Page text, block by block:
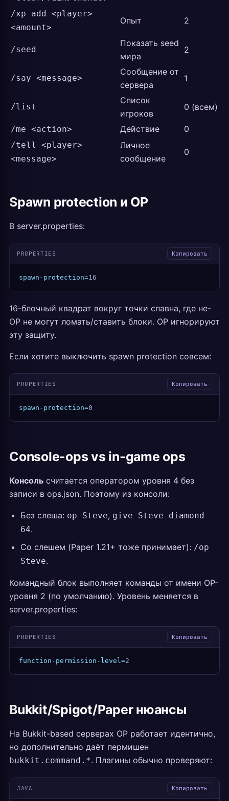
/xp add <player>
<amount>
Опыт 2
/seed
Показать seed
мира
2
/say <message>
Сообщение от
сервера
1
/list
Список
игроков
0 (всем)
/me <action> Действие 0
/tell <player>
<message>
Личное
сообщение
0
Spawn protection и OP
В server.properties:
PROPERTIES Копировать
spawn-protection=16
16-блочный квадрат вокруг точки спавна, где не-
OP не могут ломать/ставить блоки. OP игнорируют
эту защиту.
Если хотите выключить spawn protection совсем:
PROPERTIES Копировать
spawn-protection=0
Console-ops vs in-game ops
Консоль считается оператором уровня 4 без
записи в ops.json. Поэтому из консоли:
Без слеша: op Steve, give Steve diamond
64.
Со слешем (Paper 1.21+ тоже принимает): /op
Steve.
Командный блок выполняет команды от имени OP-
уровня 2 (по умолчанию). Уровень меняется в
server.properties:
PROPERTIES Копировать
function-permission-level=2
Bukkit/Spigot/Paper нюансы
На Bukkit-based серверах OP работает идентично,
но дополнительно даёт пермишен
bukkit.command.*. Плагины обычно проверяют:
JAVA Копировать